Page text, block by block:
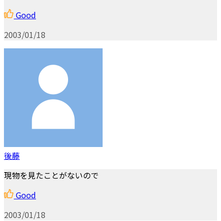
Good
2003/01/18
後藤
現物を見たことがないので
Good
2003/01/18